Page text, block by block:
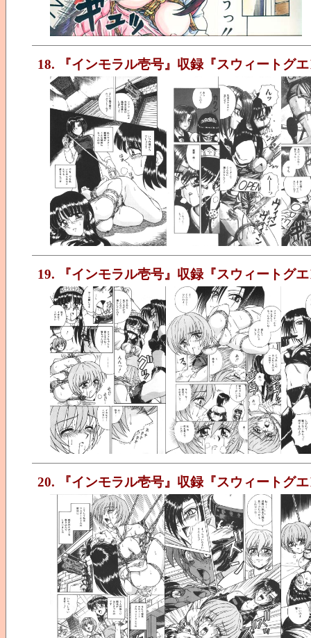
18. 『インモラル壱号』収録『スウィートグ
19. 『インモラル壱号』収録『スウィートグ
20. 『インモラル壱号』収録『スウィートグ